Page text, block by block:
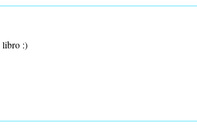
libro :)